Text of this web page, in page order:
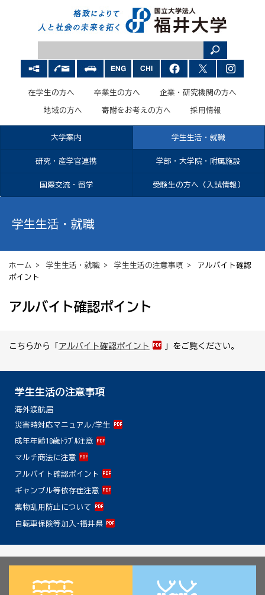
在学生の方へ 卒業生の方へ 企業・研究機関の方へ
地域の方へ 寄附をお考えの方へ 採用情報
大学案内 学生生活・就職
研究・産学官連携 学部・大学院・附属施設
国際交流・留学 受験生の方へ（入試情報）
学生生活・就職
ホーム > 学生生活・就職> 学生生活の注意事項 > アルバイト確認
ポイント
アルバイト確認ポイント
こちらから「 アルバイト確認ポイント 」をご覧ください。
学生生活の注意事項
海外渡航届
災害時対応マニュアル/学生
成年年齢18歳ﾄﾗﾌﾞﾙ注意
マルチ商法に注意
アルバイト確認ポイント
ギャンブル等依存症注意
薬物乱用防止について
自転車保険等加入･福井県